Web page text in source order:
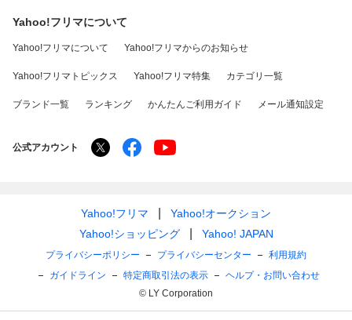
Yahoo!フリマについて
Yahoo!フリマについて Yahoo!フリマからのお知らせ
Yahoo!フリマトピックス Yahoo!フリマ特集 カテゴリ一覧
ブランド一覧 ランキング かんたんご利用ガイド メール通知設定
公式アカウント
Yahoo!フリマ
Yahoo!オークション
Yahoo!ショッピング
Yahoo! JAPAN
プライバシーポリシー プライバシーセンター
利用規約
ガイドライン
特定商取引法の表示
ヘルプ・お問い合わせ
© LY Corporation